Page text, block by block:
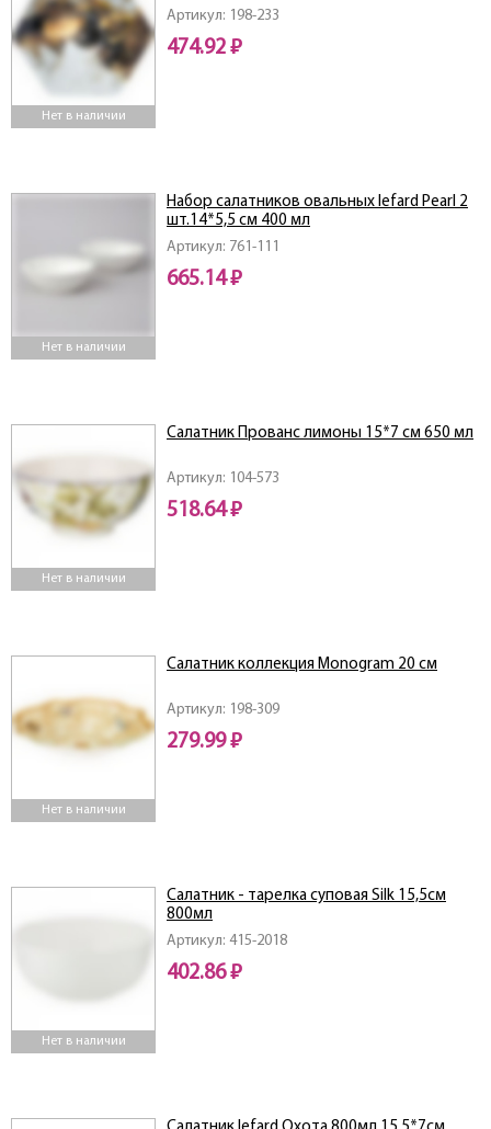
Нет в наличии
Артикул: 198-233
474.92 ₽
Нет в наличии
Артикул: 761-111
Набор салатников овальных lefard Pearl 2
шт.14*5,5 см 400 мл
665.14 ₽
Нет в наличии
Артикул: 104-573
Салатник Прованс лимоны 15*7 см 650 мл
518.64 ₽
Нет в наличии
Артикул: 198-309
Салатник коллекция Monogram 20 см
279.99 ₽
Нет в наличии
Артикул: 415-2018
Салатник - тарелка суповая Silk 15,5см
800мл
402.86 ₽